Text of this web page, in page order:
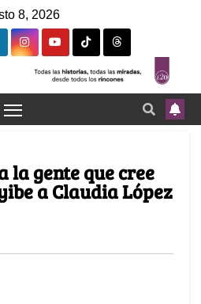
8, 2026
la gente que cree
a Claudia López